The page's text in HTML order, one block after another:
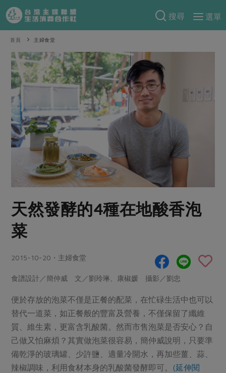
搜尋
選單
產品分類
當季蔬果
一籃菜 當令水果
芽苗類 蕈菇類
辛香料類
奶蛋豆・五穀
乳製品
豆製品 米麵雜糧
肉品・水產
畜產肉類
調理食材・點心
調味醬料/南北貨 烘焙
休閒零嘴 沖泡飲品
保健食品
居家好物
食譜料理
食材
米食
麵食
肉食
常備菜
蛋料理
醬料
湯品．鍋物
漬物
涼拌沙拉
飲品
特別企畫
預購活動
把最好的台灣味帶回家！
防災用品預購圓滿結束
2026年端午節預購圓滿結束
更多預購活動
當季產品
合作25-經典快閃最後一週
合作25-精選產品第四彈
合作25-精選產品第三彈
議題活動
主婦聯盟X樂齡網特約優惠案
30%rPET紅烏龍茶
綠主張
觀點文章
主婦食堂 一籃菜真心話
社內大小事 合作聯合國
樂齡生活 親子食育
廚房瑜伽
關注議題
減硝酸鹽 惜食
非基改運動 支持本土農糧
廢核運動 能源議題
減添加物 減塑減廢
公益金 食農教育
更多議題
關於合作社
認識合作社
關於我們
合作社組織
員工與求才
產品檢驗
自主把關
硝酸鹽檢驗
社員權益
合作社法規
重要公告
首頁 主婦食堂
天然發酵的4種在地酸香泡
菜
2015-10-20・主婦食堂
食譜設計／簡仲威 文／劉玲琳、康椒媛 攝影／劉忠
便於存放的泡菜不僅是正餐的配菜，在忙碌生活中也可以
替代一道菜，如正餐般的豐富及營養，不僅保留了纖維
質、維生素，更富含乳酸菌。然而市售泡菜是否安心？自
己做又怕麻煩？其實做泡菜很容易，簡仲威說明，只要準
備乾淨的玻璃罐、少許鹽、適量冷開水，再加些薑、蒜、
辣椒調味，利用食材本身的乳酸菌發酵即可。 (延伸閱